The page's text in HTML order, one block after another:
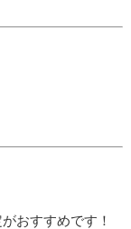
おすすめです！